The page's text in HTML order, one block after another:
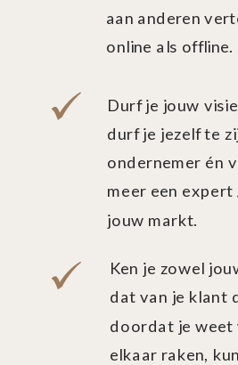
aan anderen
online als offline.
Durf je jouw
durf je jezelf te
ondernemer én
meer een
jouw markt.
Ken je zowel
dat van je klant
doordat je weet
elkaar raken,